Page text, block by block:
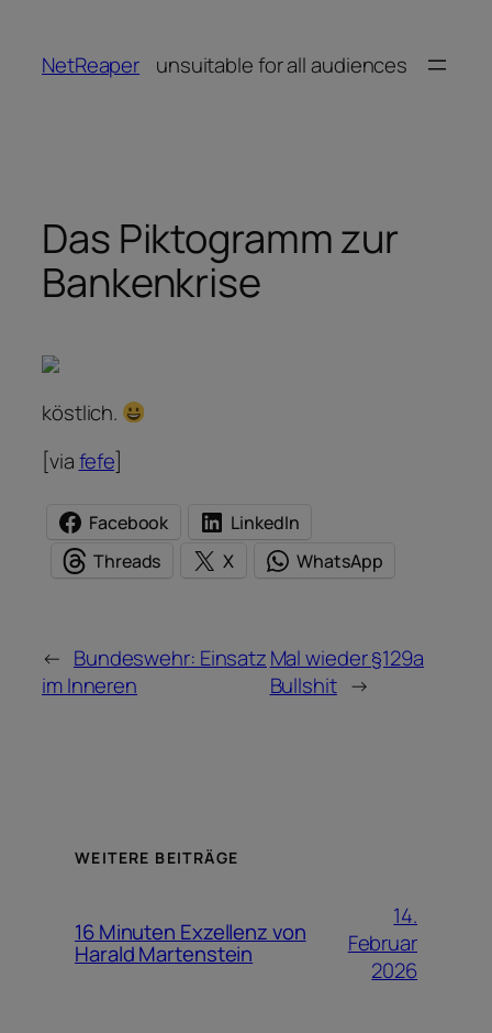
springen
NetReaper unsuitable for all audiences
Das Piktogramm zur
Bankenkrise
köstlich.
[viafefe]
Facebook
LinkedIn
Threads
X WhatsApp
← Bundeswehr: Einsatz
im Inneren
Mal wieder §129a
Bullshit →
WEITERE BEITRÄGE
16 Minuten Exzellenz von
Harald Martenstein
14.
Februar
2026